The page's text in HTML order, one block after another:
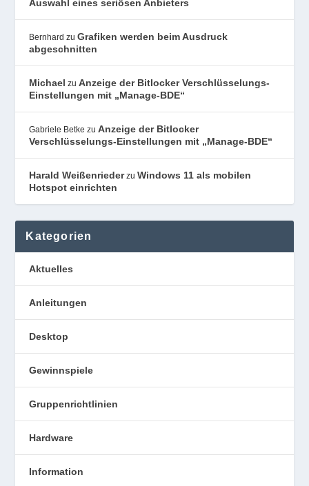
Auswahl eines seriösen Anbieters
Bernhard zuGrafiken werden beim Ausdruck
abgeschnitten
Michael zuAnzeige der Bitlocker Verschlüsselungs-
Einstellungen mit „Manage-BDE“
Gabriele Betke zuAnzeige der Bitlocker
Verschlüsselungs-Einstellungen mit „Manage-BDE“
Harald WeißenriederzuWindows 11 als mobilen
Hotspot einrichten
Kategorien
Aktuelles
Anleitungen
Desktop
Gewinnspiele
Gruppenrichtlinien
Hardware
Information